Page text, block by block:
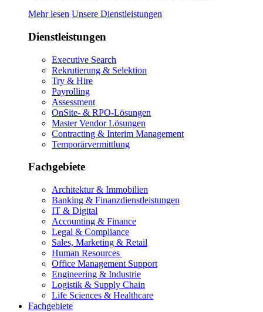
Mehr lesen Unsere Dienstleistungen
Dienstleistungen
Executive Search
Rekrutierung & Selektion
Try & Hire
Payrolling
Assessment
OnSite- & RPO-Lösungen
Master Vendor Lösungen
Contracting & Interim Management
Temporärvermittlung
Fachgebiete
Architektur & Immobilien
Banking & Finanzdienstleistungen
IT & Digital
Accounting & Finance
Legal & Compliance
Sales, Marketing & Retail
Human Resources
Office Management Support
Engineering & Industrie
Logistik & Supply Chain
Life Sciences & Healthcare
Fachgebiete